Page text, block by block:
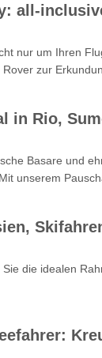
all-
nur um Ihren
zur
in Rio,
Basare und
unserem
die idealen